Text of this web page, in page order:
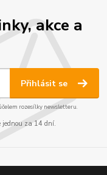
akce a
Přihlásit se
rozesílky newsletteru.
za 14 dní.